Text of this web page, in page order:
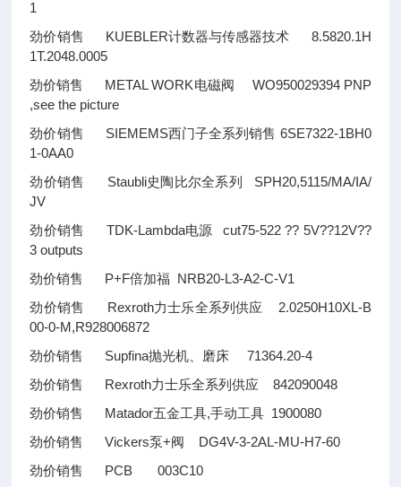
1
劲价销售 KUEBLER计数器与传感器技术 8.5820.1H
1T.2048.0005
劲价销售 METAL WORK电磁阀 WO950029394 PNP
,see the picture
劲价销售 SIEMEMS西门子全系列销售 6SE7322-1BH0
1-0AA0
劲价销售 Staubli史陶比尔全系列 SPH20,5115/MA/IA/
JV
劲价销售 TDK-Lambda电源 cut75-522?? 5V??12V??
3 outputs
劲价销售 P+F倍加福 NRB20-L3-A2-C-V1
劲价销售 Rexroth力士乐全系列供应 2.0250H10XL-B
00-0-M,R928006872
劲价销售 Supfina抛光机、磨床 71364.20-4
劲价销售 Rexroth力士乐全系列供应 842090048
劲价销售 Matador五金工具,手动工具 1900080
劲价销售 Vickers泵+阀 DG4V-3-2AL-MU-H7-60
劲价销售 PCB 003C10